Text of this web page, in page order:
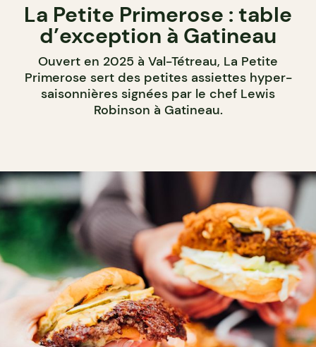
La Petite Primerose : table
d’exception à Gatineau
Ouvert en 2025 à Val-Tétreau, La Petite
Primerose sert des petites assiettes hyper-
saisonnières signées par le chef Lewis
Robinson à Gatineau.